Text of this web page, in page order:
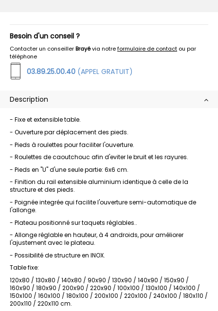
Besoin d'un conseil ?
Contacter un conseillerBrayévia notreformulaire de contact ou par
téléphone
03.89.25.00.40 (APPEL GRATUIT)
Description
- Fixe et extensible table.
- Ouverture par déplacement des pieds.
- Pieds à roulettes pour faciliter l'ouverture.
- Roulettes de caoutchouc afin d'eviter le bruit et les rayures.
- Pieds en "U" d'une seule partie: 6x6 cm.
- Finition du rail extensible aluminium identique à celle de la
structure et des pieds.
- Poignée integrée qui facilite l'ouverture semi-automatique de
l'allonge.
- Plateau positionné sur taquets réglables..
- Allonge réglable en hauteur, à 4 androids, pour améliorer
l'ajustement avec le plateau.
- Possibilité de structure en INOX.
Table fixe:
120x80 / 130x80 / 140x80 / 90x90 / 130x90 / 140x90 / 150x90 /
160x90 / 180x90 / 200x90 / 220x90 / 100x100 / 130x100 / 140x100 /
150x100 / 160x100 / 180x100 / 200x100 / 220x100 / 240x100 / 180x110 /
200x110 / 220x110 cm.